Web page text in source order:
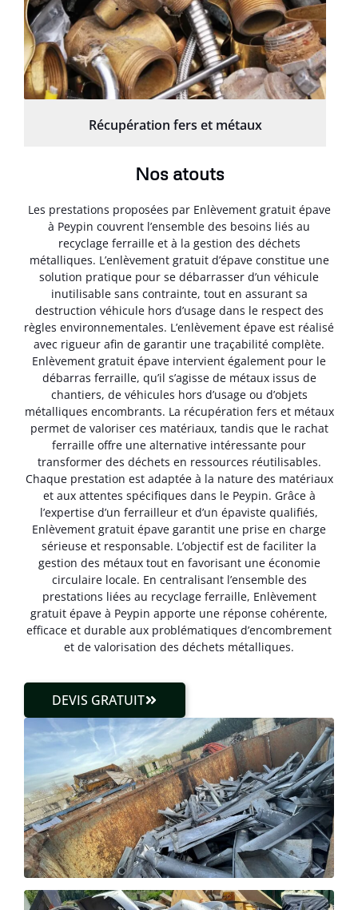
Récupération fers et métaux
Nos atouts
Les prestations proposées par Enlèvement gratuit épave
à Peypin couvrent l’ensemble des besoins liés au
recyclage ferraille et à la gestion des déchets
métalliques. L’enlèvement gratuit d’épave constitue une
solution pratique pour se débarrasser d’un véhicule
inutilisable sans contrainte, tout en assurant sa
destruction véhicule hors d’usage dans le respect des
règles environnementales. L’enlèvement épave est réalisé
avec rigueur afin de garantir une traçabilité complète.
Enlèvement gratuit épave intervient également pour le
débarras ferraille, qu’il s’agisse de métaux issus de
chantiers, de véhicules hors d’usage ou d’objets
métalliques encombrants. La récupération fers et métaux
permet de valoriser ces matériaux, tandis que le rachat
ferraille offre une alternative intéressante pour
transformer des déchets en ressources réutilisables.
Chaque prestation est adaptée à la nature des matériaux
et aux attentes spécifiques dans le Peypin. Grâce à
l’expertise d’un ferrailleur et d’un épaviste qualifiés,
Enlèvement gratuit épave garantit une prise en charge
sérieuse et responsable. L’objectif est de faciliter la
gestion des métaux tout en favorisant une économie
circulaire locale. En centralisant l’ensemble des
prestations liées au recyclage ferraille, Enlèvement
gratuit épave à Peypin apporte une réponse cohérente,
efficace et durable aux problématiques d’encombrement
et de valorisation des déchets métalliques.
DEVIS GRATUIT